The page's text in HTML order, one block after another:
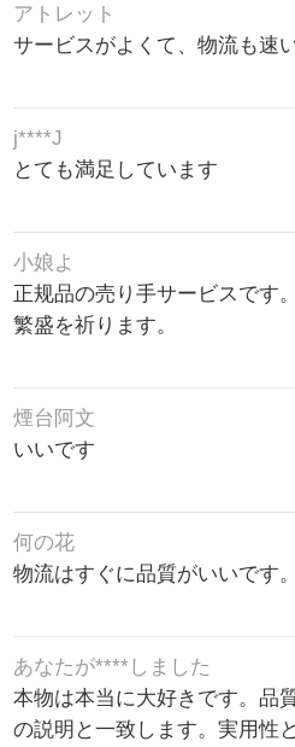
アトレット
サービスがよくて、物流も速
j****J
とても満足しています
小娘よ
正规品の売り手サービスです
繁盛を祈ります。
煙台阿文
いいです
何の花
物流はすぐに品質がいいです。
あなたが****しました
本物は本当に大好きです。品
の説明と一致します。実用性